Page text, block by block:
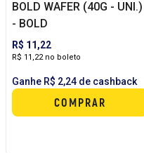
BOLD WAFER (40G - UNI.)
- BOLD
R$ 11,22
R$ 11,22 no boleto
Ganhe R$ 2,24 de cashback
COMPRAR